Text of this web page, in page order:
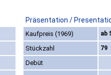
Präsentation /
Kaufpreis (1969) ab
Stückzahl 79
Debüt